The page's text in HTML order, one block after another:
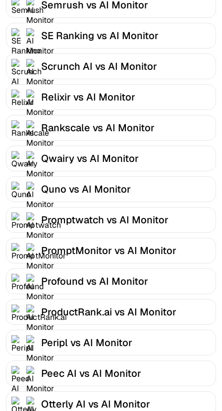
Semrush vs AI Monitor
SE Ranking vs AI Monitor
Scrunch AI vs AI Monitor
Relixir vs AI Monitor
Rankscale vs AI Monitor
Qwairy vs AI Monitor
Quno vs AI Monitor
Promptwatch vs AI Monitor
PromptMonitor vs AI Monitor
Profound vs AI Monitor
ProductRank.ai vs AI Monitor
Peripl vs AI Monitor
Peec AI vs AI Monitor
Otterly AI vs AI Monitor